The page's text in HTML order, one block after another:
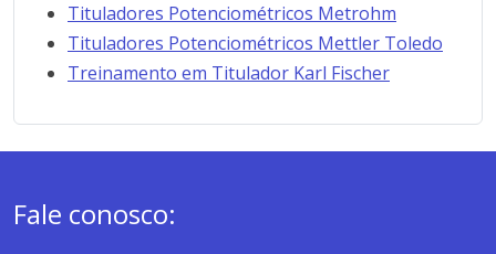
Tituladores Potenciométricos Metrohm
Tituladores Potenciométricos Mettler Toledo
Treinamento em Titulador Karl Fischer
Fale conosco: